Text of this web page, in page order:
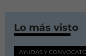
Lo más visto
AYUDAS Y